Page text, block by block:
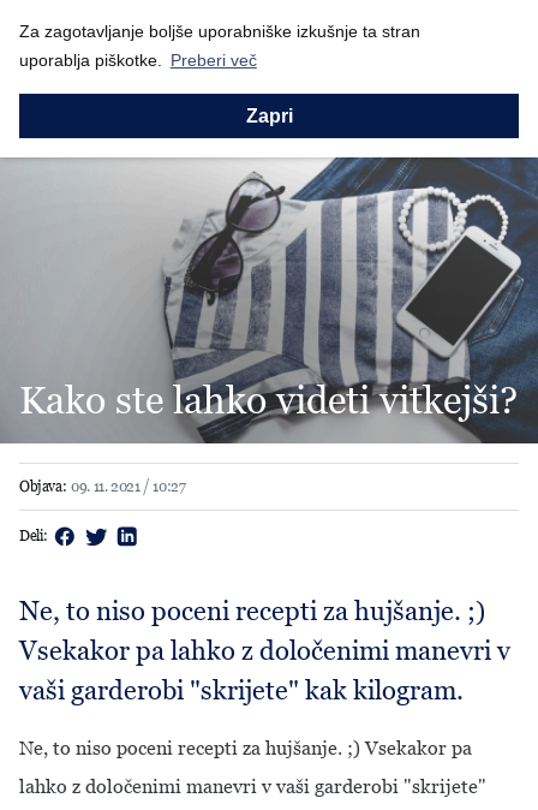
Za zagotavljanje boljše uporabniške izkušnje ta stran
uporablja piškotke.
Preberi več
Zapri
Nazaj Domov Aktualno Kako ste lahko videt...
Objava: 09. 11. 2021 / 10:27
Deli:
Kako ste lahko videti vitkejši?
Ne, to niso poceni recepti za hujšanje. ;)
Vsekakor pa lahko z določenimi manevri v
vaši garderobi "skrijete" kak kilogram.
Ne, to niso poceni recepti za hujšanje. ;) Vsekakor pa
lahko z določenimi manevri v vaši garderobi "skrijete"